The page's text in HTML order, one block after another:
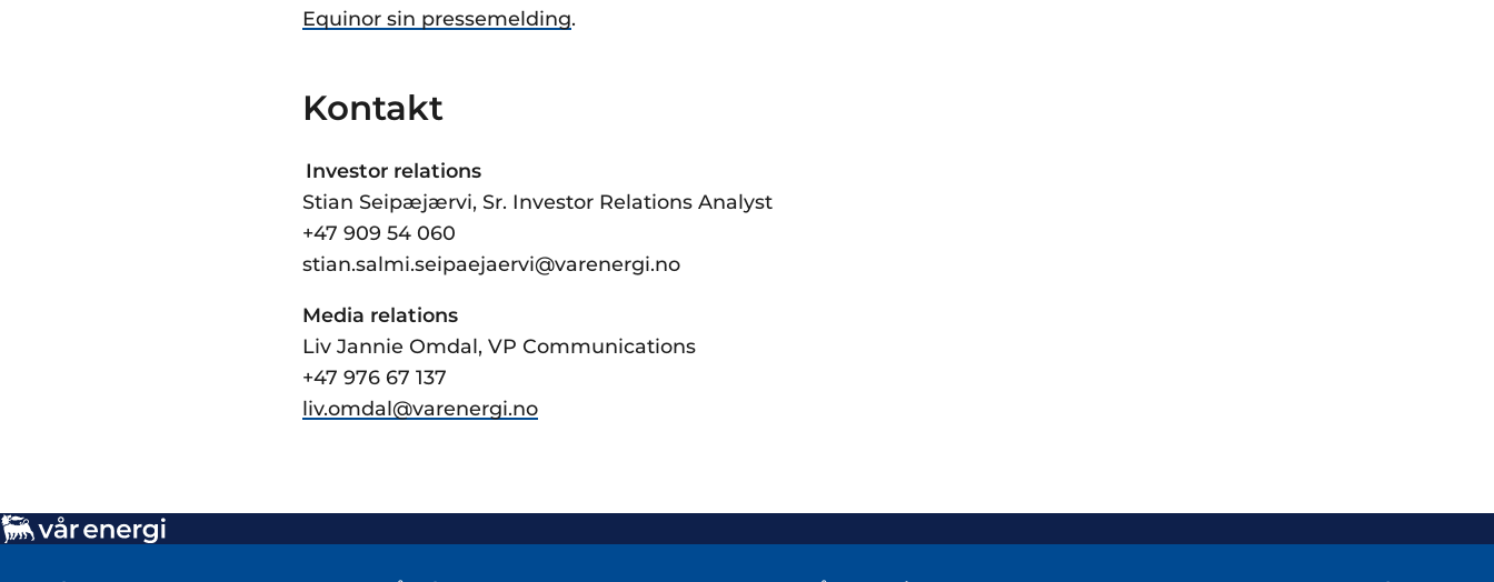
Equinor sin pressemelding.
Kontakt
Investor relations
Stian Seipæjærvi, Sr. Investor Relations Analyst
+47 909 54 060
stian.salmi.seipaejaervi@varenergi.no
Media relations
Liv Jannie Omdal, VP Communications
+47 976 67 137
liv.omdal@varenergi.no